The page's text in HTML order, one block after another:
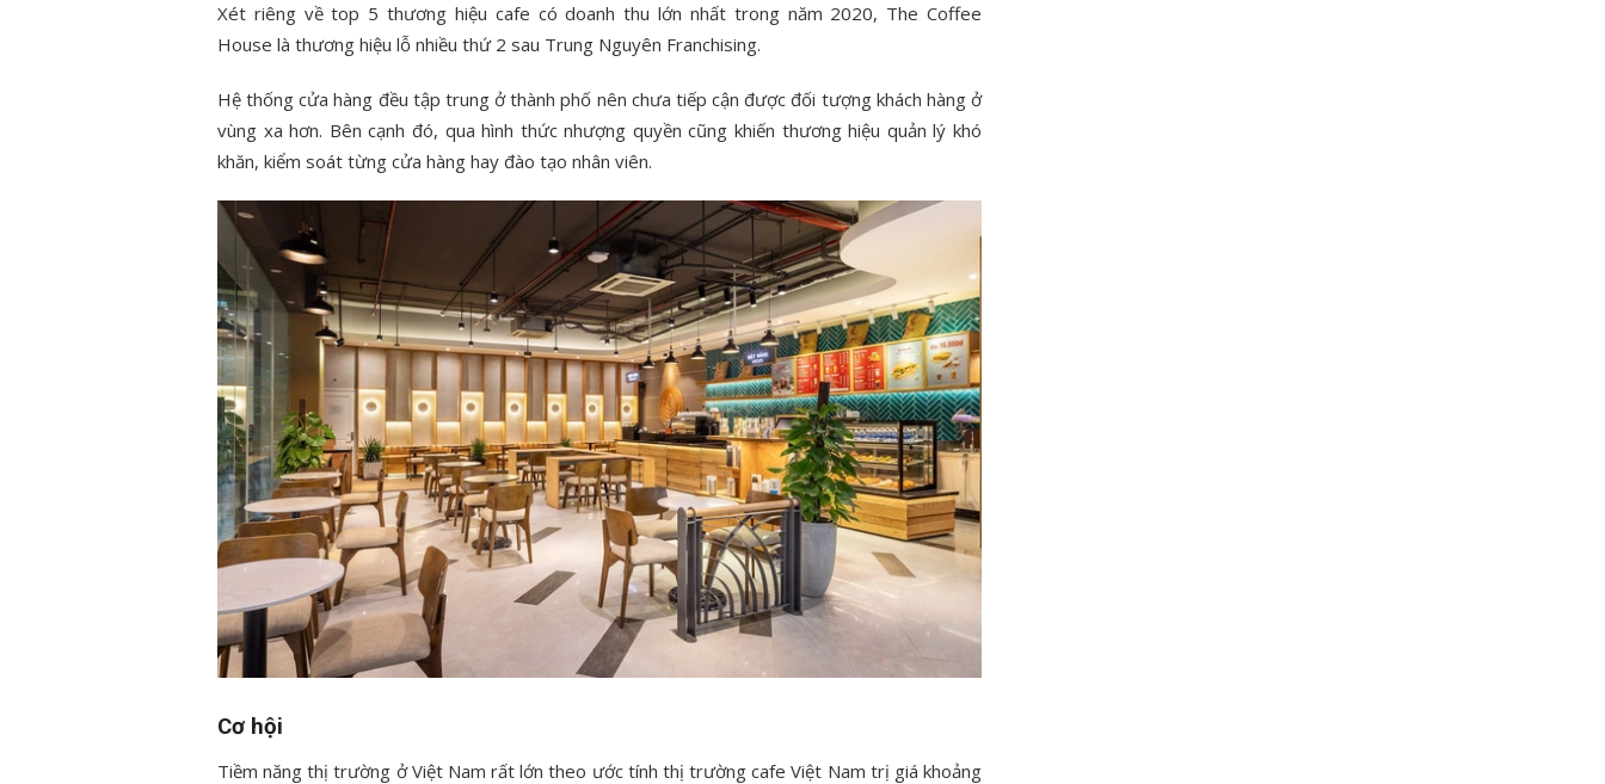
Xét riêng về top 5 thương hiệu cafe có doanh thu lớn nhất trong năm 2020, The Coffee
House là thương hiệu lỗ nhiều thứ 2 sau Trung Nguyên Franchising.
Hệ thống cửa hàng đều tập trung ở thành phố nên chưa tiếp cận được đối tượng khách hàng ở
vùng xa hơn. Bên cạnh đó, qua hình thức nhượng quyền cũng khiến thương hiệu quản lý khó
khăn, kiểm soát từng cửa hàng hay đào tạo nhân viên.
Cơ hội
Tiềm năng thị trường ở Việt Nam rất lớn theo ước tính thị trường cafe Việt Nam trị giá khoảng